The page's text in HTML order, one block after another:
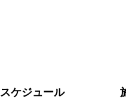
スケジュール